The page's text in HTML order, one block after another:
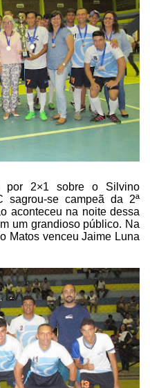
por 2×1 sobre o Silvino
sagrou-se campeã da 2ª
aconteceu na noite dessa
um grandioso público. Na
Matos venceu Jaime Luna